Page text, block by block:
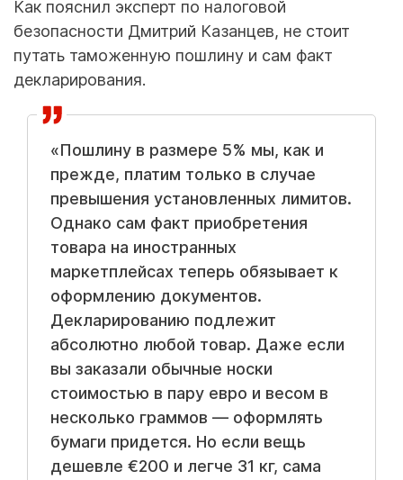
Как пояснил эксперт по налоговой
безопасности Дмитрий Казанцев, не стоит
путать таможенную пошлину и сам факт
декларирования.
«Пошлину в размере 5% мы, как и
прежде, платим только в случае
превышения установленных лимитов.
Однако сам факт приобретения
товара на иностранных
маркетплейсах теперь обязывает к
оформлению документов.
Декларированию подлежит
абсолютно любой товар. Даже если
вы заказали обычные носки
стоимостью в пару евро и весом в
несколько граммов — оформлять
бумаги придется. Но если вещь
дешевле €200 и легче 31 кг, сама